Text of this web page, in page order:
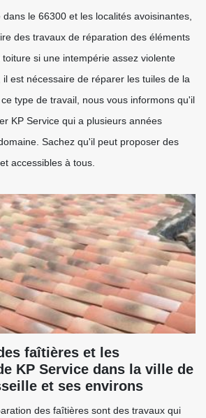
le 66300 et les localités avoisinantes,
des travaux de réparation des éléments
si une intempérie assez violente
est nécessaire de réparer les tuiles de la
type de travail, nous vous informons qu'il
KP Service qui a plusieurs années
Sachez qu'il peut proposer des
accessibles à tous.
faîtières et les
KP Service dans la ville de
et ses environs
des faîtières sont des travaux qui